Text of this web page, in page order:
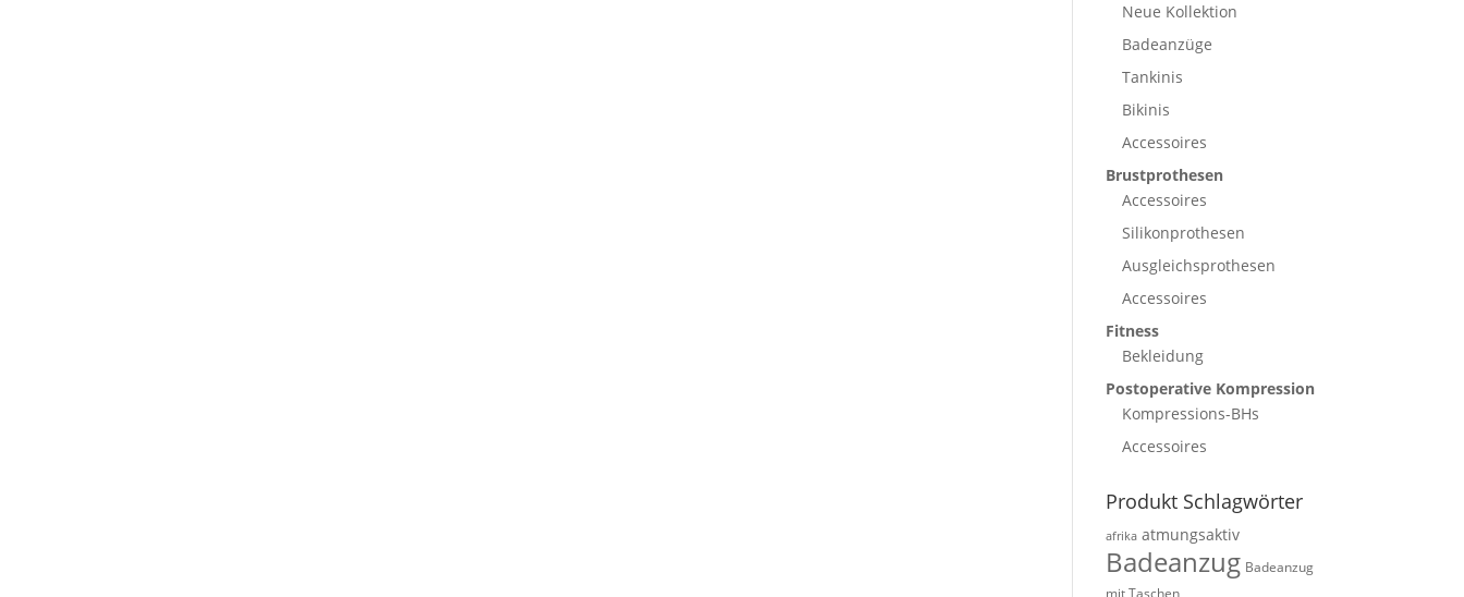
Neue Kollektion
Badeanzüge
Tankinis
Bikinis
Accessoires
Brustprothesen
Accessoires
Silikonprothesen
Ausgleichsprothesen
Accessoires
Fitness
Bekleidung
Postoperative Kompression
Kompressions-BHs
Accessoires
Produkt Schlagwörter
afrika atmungsaktiv
Badeanzug Badeanzug